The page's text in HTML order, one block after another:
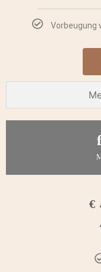
Vorbeugung
€